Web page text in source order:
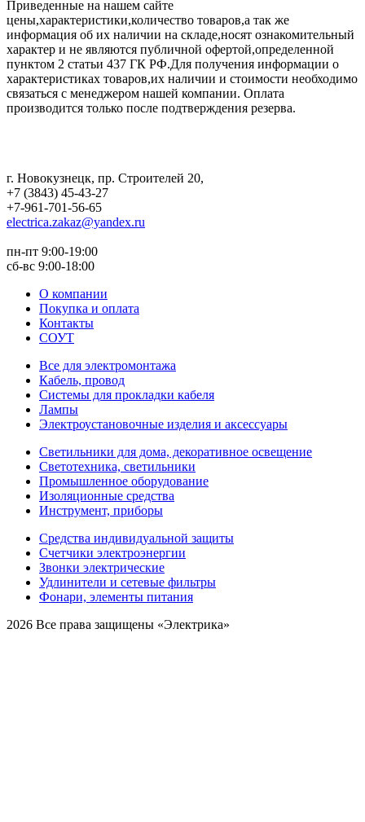
Приведенные на нашем сайте
цены,характеристики,количество товаров,а так же
информация об их наличии на складе,носят ознакомительный
характер и не являются публичной офертой,определенной
пунктом 2 статьи 437 ГК РФ.Для получения информации о
характеристиках товаров,их наличии и стоимости необходимо
связаться с менеджером нашей компании. Оплата
производится только после подтверждения резерва.
г. Новокузнецк, пр. Строителей 20,
+7 (3843) 45-43-27
+7-961-701-56-65
electrica.zakaz@yandex.ru
пн-пт 9:00-19:00
сб-вс 9:00-18:00
О компании
Покупка и оплата
Контакты
СОУТ
Все для электромонтажа
Кабель, провод
Системы для прокладки кабеля
Лампы
Электроустановочные изделия и аксессуары
Светильники для дома, декоративное освещение
Светотехника, светильники
Промышленное оборудование
Изоляционные средства
Инструмент, приборы
Средства индивидуальной защиты
Счетчики электроэнергии
Звонки электрические
Удлинители и сетевые фильтры
Фонари, элементы питания
2026 Все права защищены «Электрика»